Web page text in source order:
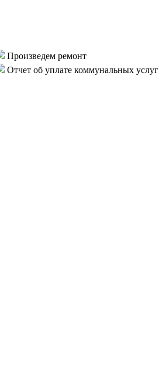
Произведем ремонт
Отчет об уплате коммунальных услуг